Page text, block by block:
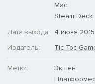
Mac
Steam Deck
Дата выхода:
4 июня 2015
Издатель:
Tic Toc
Метки:
Экшен
Платформер